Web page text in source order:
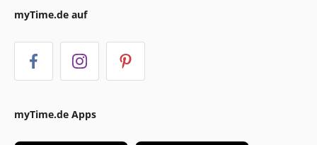
myTime.de auf
myTime.de Apps